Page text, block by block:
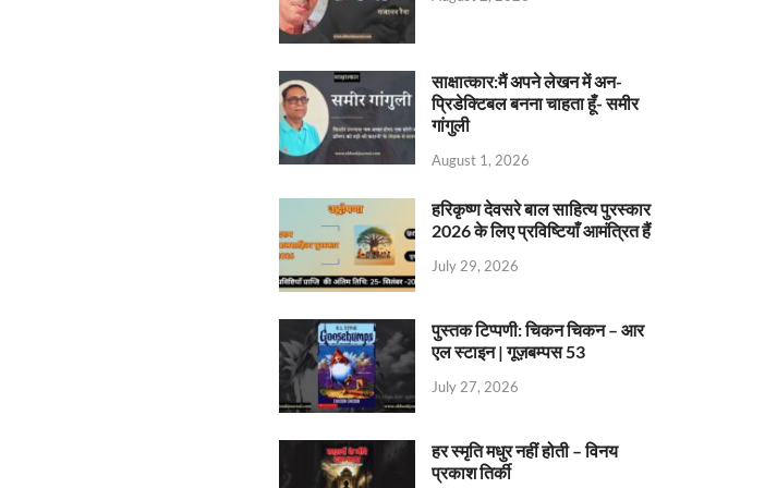
साक्षात्कार:मैं अपने लेखन में अन-
प्रिडेक्टिबल बनना चाहता हूँ- समीर
गांगुली
August 1, 2026
हरिकृष्ण देवसरे बाल साहित्य पुरस्कार
2026 के लिए प्रविष्टियाँ आमंत्रित हैं
July 29, 2026
पुस्तक टिप्पणी: चिकन चिकन – आर
एल स्टाइन | गूज़बम्पस 53
July 27, 2026
हर स्मृति मधुर नहीं होती – विनय
प्रकाश तिर्की